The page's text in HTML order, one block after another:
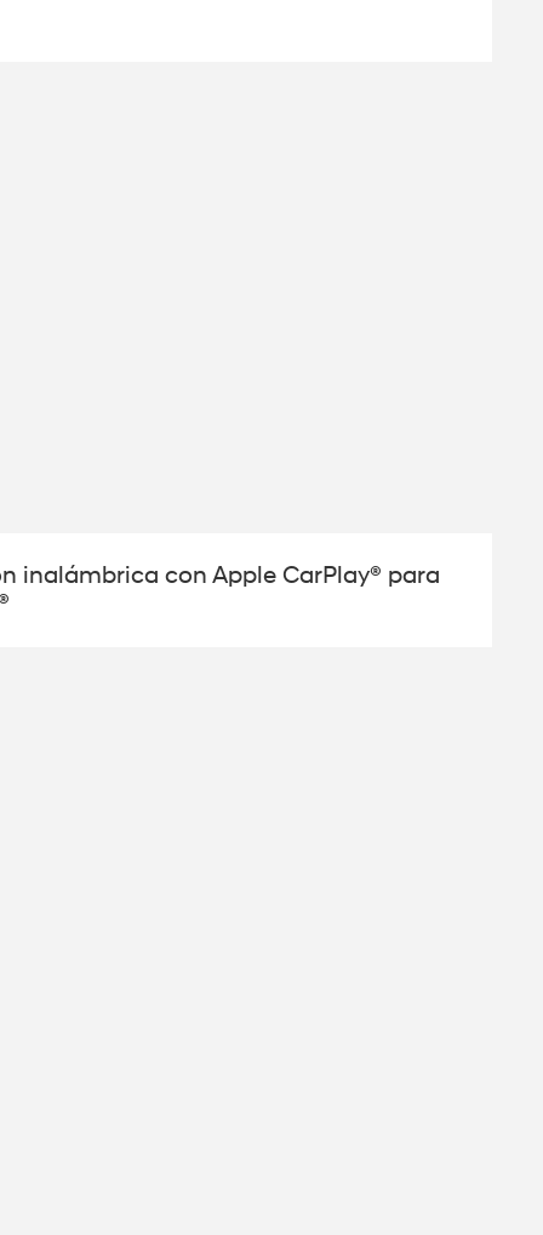
inalámbrica con Apple CarPlay® para